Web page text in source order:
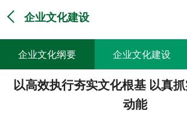
企业文化建设
企业文化纲要 企业文化建设
以高效执行夯实文化根基 以真
动能